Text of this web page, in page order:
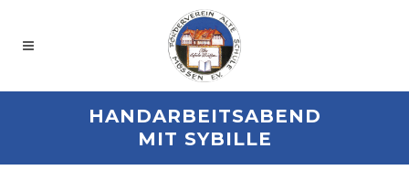
HANDARBEITSABEND
MIT SYBILLE